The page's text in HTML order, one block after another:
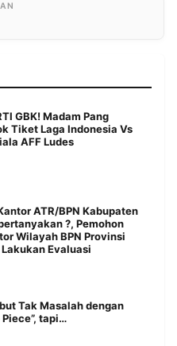
GBK! Madam Pang
Tiket Laga Indonesia Vs
AFF Ludes
ATR/BPN Kabupaten
?, Pemohon
Wilayah BPN Provinsi
Evaluasi
Tak Masalah dengan
Piece”, tapi…